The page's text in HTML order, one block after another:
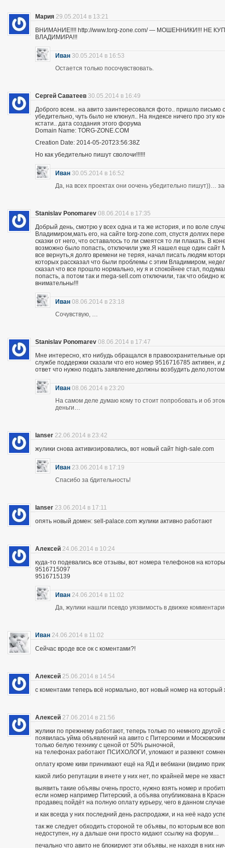
Мария 29.05.2014 в 13:21
ВНИМАНИЕ!!!! http://www.torg-zone.com/ — МОШЕННИКИ!!! НЕ
ВЛАДИМИРА!!!
Иван 30.05.2014 в 16:53
Остается только посочувствовать.
Сергей Саватеев 30.05.2014 в 16:49
Доброго всем.. на авито заинтересовался фото.. пришло
убедительно, чуть было не клюнул.. На яндексе ничего про
кстати.. дата создания этого форума
Domain Name: TORG-ZONE.COM
Creation Date: 2014-05-20T23:56:38Z
Но как убедительно пишут сволочи!!!!!!
Иван 30.05.2014 в 16:52
Да, на всех проектах они оочень убедительно пишут))…
Stanislav Ponomarev 08.06.2014 в 17:35
Добрый день, смотрю у всех одна и та же история, и по воле
Владимиром,мать его, на сайте torg-zone.com, спустя долгих
сказки от него, что оставалось то ли смеятся то ли плакать. В
возможно было попасть, отключили уже.Я нашел еще один
все вернуть,я долго времени не теряя, начал писать людям
которых рассказал что были проблемы с этим Владимиром,
сказал что все прошло нормально, ну я и спокойнее стал,
попасть, а потом так и mega-sell.com отключили, так что обидно
внимательны!!!
Иван 08.06.2014 в 23:18
Сочувствую, …
Stanislav Ponomarev 08.06.2014 в 17:47
Мне интересно, кто нибудь обращался в правоохранительные
службе поддержки сказали что его номер 9516716785 активен,
ответ что нужно подать заявление,должны возбудить
Иван 08.06.2014 в 23:20
На самом деле думаю кому то стоит попробовать и об
деньги…
lanser 22.06.2014 в 23:42
жулики снова активизировались, вот новый сайт high-sale.com
Иван 23.06.2014 в 17:19
Спасибо за бдительность!
lanser 23.06.2014 в 17:11
опять новый домен: sell-palace.com жулики активно работают
Алексей 24.06.2014 в 10:24
куда-то подевались все отзывы, вот номера телефонов на
9516715097
9516715139
Иван 24.06.2014 в 11:02
Да, жулики нашли псевдо уязвимость в движке
Иван 24.06.2014 в 11:02
Сейчас вроде все ок с коментами?!
Алексей 25.06.2014 в 14:54
с коментами теперь всё нормально, вот новый номер на
Алексей 27.06.2014 в 21:56
жулики по прежнему работают, теперь только по немного другой
появилась уйма объявлений на авито с Питерскими и
только белую технику с ценой от 50% рыночной,
на телефонах работают ПСИХОЛОГИ, уломают и развеют
оплату кроме киви принимают ещё на ЯД и вебмани (видимо
какой либо репутации в инете у них нет, по крайней мере не
выявить такие объявы очень просто, нужно взять номер и
если номер например Питерский, а объява опубликована в
продавец пойдёт на полную оплату курьеру, чего в данном
и как всегда у них последний день распродажи, и на неё надо
так же следует обходить стороной те объявы, по которым все
недоступен, ну а дальше они просто кидают ссылку на форум…
печально что авито не блокируют эти объявы, не находя в них